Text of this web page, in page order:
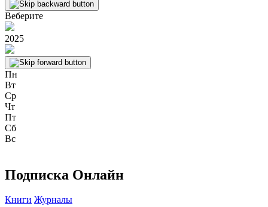
Веберите
2025
Пн
Вт
Ср
Чт
Пт
Сб
Вс
Подписка Онлайн
Книги Журналы